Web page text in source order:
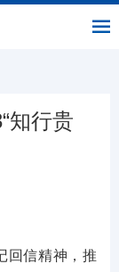
English
知行贵
回信精神，推